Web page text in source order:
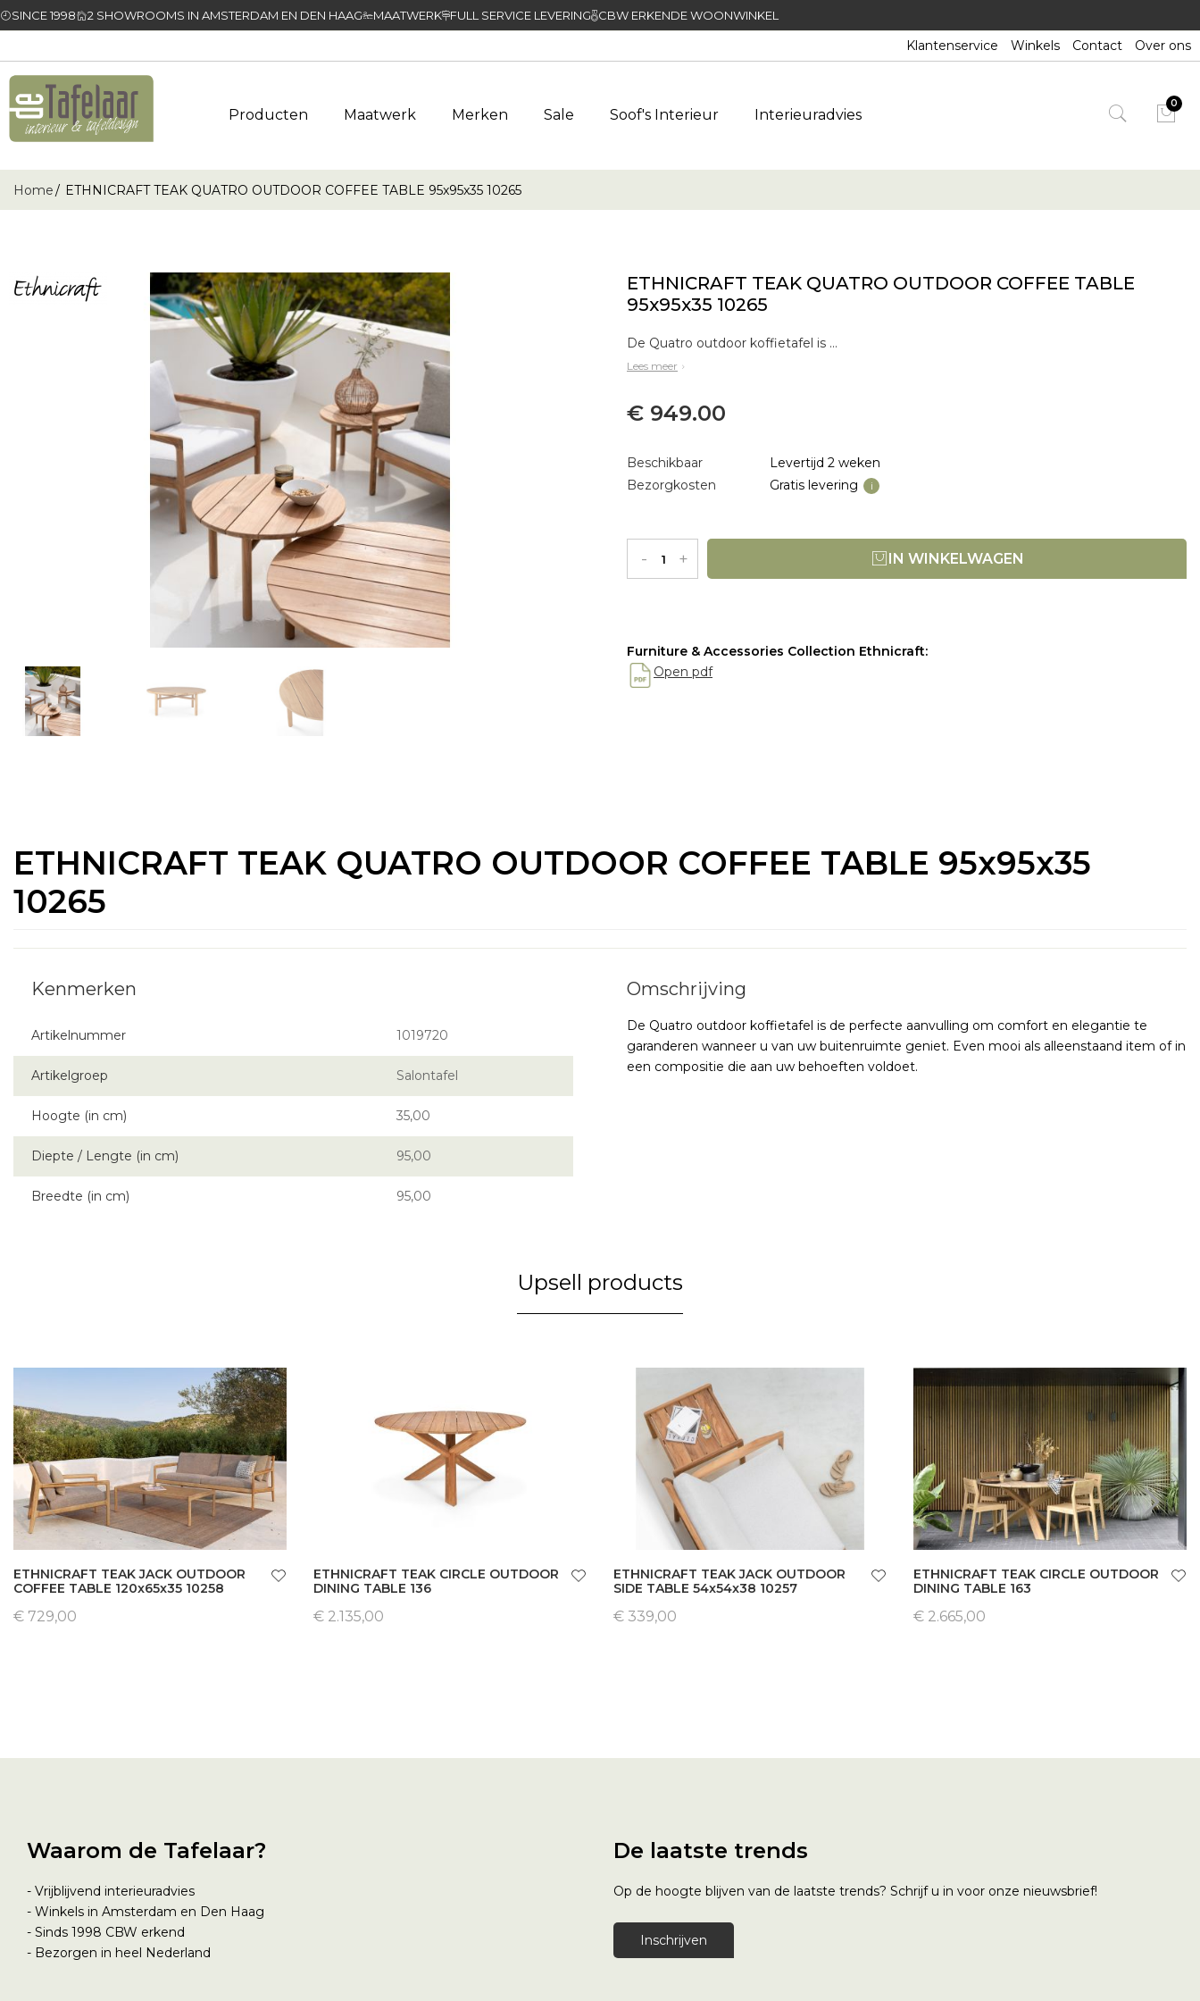
SINCE 1998 2 SHOWROOMS IN AMSTERDAM EN DEN HAAG MAATWERK FULL SERVICE LEVERING CBW ERKENDE WOONWINKEL
Klantenservice Winkels Contact Over ons
Producten Maatwerk Merken Sale Soof's Interieur Interieuradvies
Home ETHNICRAFT TEAK QUATRO OUTDOOR COFFEE TABLE 95x95x35 10265
ETHNICRAFT TEAK QUATRO OUTDOOR COFFEE TABLE
95x95x35 10265
De Quatro outdoor koffietafel is de perfecte aanvulling om comfort en elegantie te garanderen wanneer u van uw buitenruimte geniet. Even mooi als alleenstaand item of in een compositie die aan uw behoeften voldoet.
Lees meer
€ 949.00
Beschikbaar
Levertijd 2 weken
Bezorgkosten
Gratis levering i
- + IN WINKELWAGEN
Furniture & Accessories Collection Ethnicraft:
Open pdf
ETHNICRAFT TEAK QUATRO OUTDOOR COFFEE TABLE 95x95x35
10265
De Quatro outdoor koffietafel is de perfecte aanvulling om comfort en elegantie te
garanderen wanneer u van uw buitenruimte geniet. Even mooi als alleenstaand item of in
een compositie die aan uw behoeften voldoet.
Artikelnummer 1019720
Artikelgroep Salontafel
Hoogte (in cm) 35,00
Diepte / Lengte (in cm) 95,00
Breedte (in cm) 95,00
Upsell products
ETHNICRAFT TEAK JACK OUTDOOR
COFFEE TABLE 120x65x35 10258
€ 729,00
ETHNICRAFT TEAK CIRCLE OUTDOOR
DINING TABLE 136
€ 2.135,00
ETHNICRAFT TEAK JACK OUTDOOR
SIDE TABLE 54x54x38 10257
€ 339,00
ETHNICRAFT TEAK CIRCLE OUTDOOR
DINING TABLE 163
€ 2.665,00
Waarom de Tafelaar?
- Vrijblijvend interieuradvies
- Winkels in Amsterdam en Den Haag
- Sinds 1998 CBW erkend
- Bezorgen in heel Nederland
De laatste trends
Op de hoogte blijven van de laatste trends? Schrijf u in voor onze nieuwsbrief!
Inschrijven